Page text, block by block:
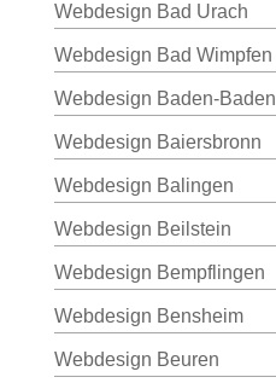
Webdesign Bad Urach
Webdesign Bad Wimpfen
Webdesign Baden-Baden
Webdesign Baiersbronn
Webdesign Balingen
Webdesign Beilstein
Webdesign Bempflingen
Webdesign Bensheim
Webdesign Beuren